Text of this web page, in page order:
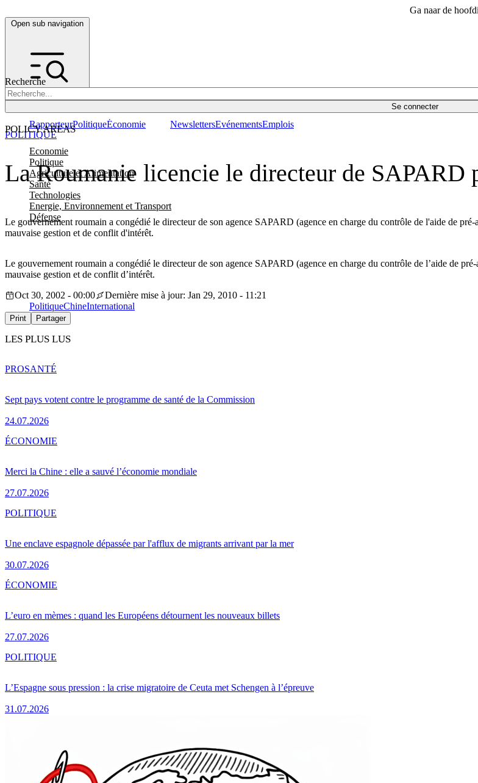
Ga naar de
Open sub navigation
Recherche
Se connecter
POLICY AREAS
Economie
Politique
Agriculture et Alimentation
Santé
Technologies
Energie, Environnement et Transport
Défense
RapporteurPolitiqueÉconomie NewslettersEvénementsEmplois
La Roumanie licencie le directeur de SAPARD
Le gouvernement roumain a congédié le directeur de son agence SAPARD (agence en charge du contrôle de l'aide de
mauvaise gestion et de conflit d'intérêt.
POLITIQUE
Le gouvernement roumain a congédié le directeur de son agence SAPARD (agence en charge du contrôle de l’aide de
mauvaise gestion et de conflit d’intérêt.
Oct 30, 2002 - 00:00
Dernière mise à jour: Jan 29, 2010 - 11:21
PolitiqueChineInternational
Print Partager
LES PLUS LUS
Sept pays votent contre le programme de santé de la Commission
24.07.2026
PROSANTÉ
Merci la Chine : elle a sauvé l’économie mondiale
27.07.2026
ÉCONOMIE
Une enclave espagnole dépassée par l'afflux de migrants arrivant par la mer
30.07.2026
POLITIQUE
L’euro en mèmes : quand les Européens détournent les nouveaux billets
27.07.2026
ÉCONOMIE
L’Espagne sous pression : la crise migratoire de Ceuta met Schengen à l’épreuve
31.07.2026
POLITIQUE